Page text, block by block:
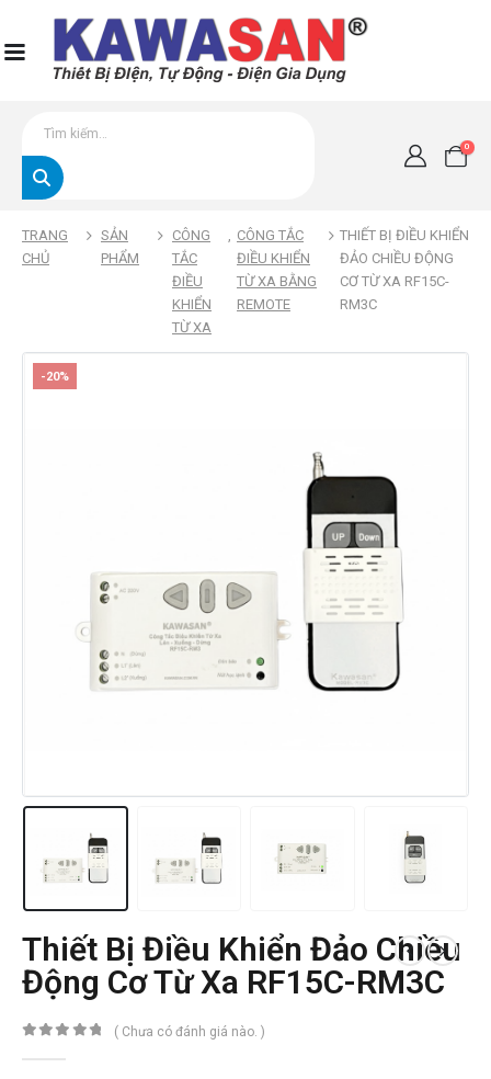
0
TRANG
CHỦ
SẢN
PHẨM
CÔNG
TẮC
ĐIỀU
KHIỂN
TỪ XA
, CÔNG TẮC
ĐIỀU KHIỂN
TỪ XA BẰNG
REMOTE
THIẾT BỊ ĐIỀU KHIỂN
ĐẢO CHIỀU ĐỘNG
CƠ TỪ XA RF15C-
RM3C
-20%
Thiết Bị Điều Khiển Đảo Chiều
Động Cơ Từ Xa RF15C-RM3C
( Chưa có đánh giá nào. )